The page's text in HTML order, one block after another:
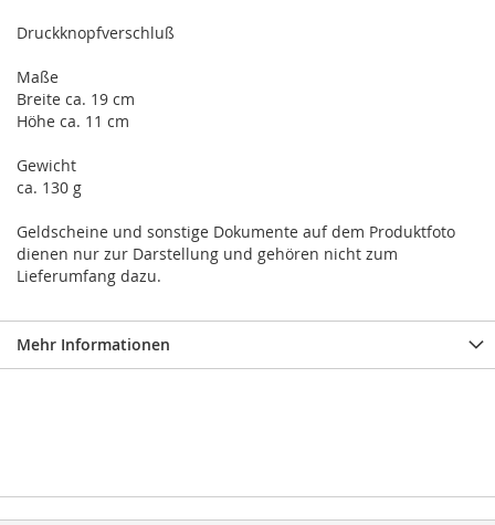
Druckknopfverschluß
Maße
Breite ca. 19 cm
Höhe ca. 11 cm
Gewicht
ca. 130 g
Geldscheine und sonstige Dokumente auf dem Produktfoto
dienen nur zur Darstellung und gehören nicht zum
Lieferumfang dazu.
Mehr Informationen